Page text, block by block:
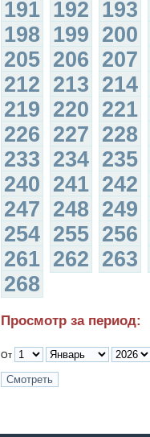
191 192 193
198 199 200
205 206 207
212 213 214
219 220 221
226 227 228
233 234 235
240 241 242
247 248 249
254 255 256
261 262 263
268
Просмотр за период:
От